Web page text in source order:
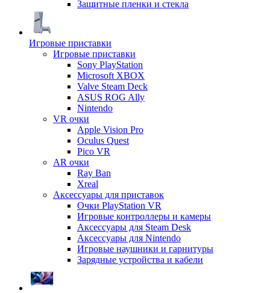
Защитные пленки и стекла
Игровые приставки
Игровые приставки
Sony PlayStation
Microsoft XBOX
Valve Steam Deck
ASUS ROG Ally
Nintendo
VR очки
Apple Vision Pro
Oculus Quest
Pico VR
AR очки
Ray Ban
Xreal
Аксессуары для приставок
Очки PlayStation VR
Игровые контроллеры и камеры
Аксессуары для Steam Desk
Аксессуары для Nintendo
Игровые наушники и гарнитуры
Зарядные устройства и кабели